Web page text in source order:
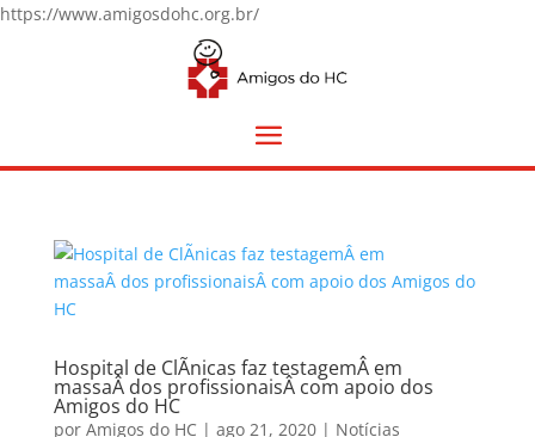
https://www.amigosdohc.org.br/
Hospital de ClÃ­nicas faz testagemÂ em
massaÂ dos profissionaisÂ com apoio dos
Amigos do HC
por Amigos do HC | ago 21, 2020| Notícias